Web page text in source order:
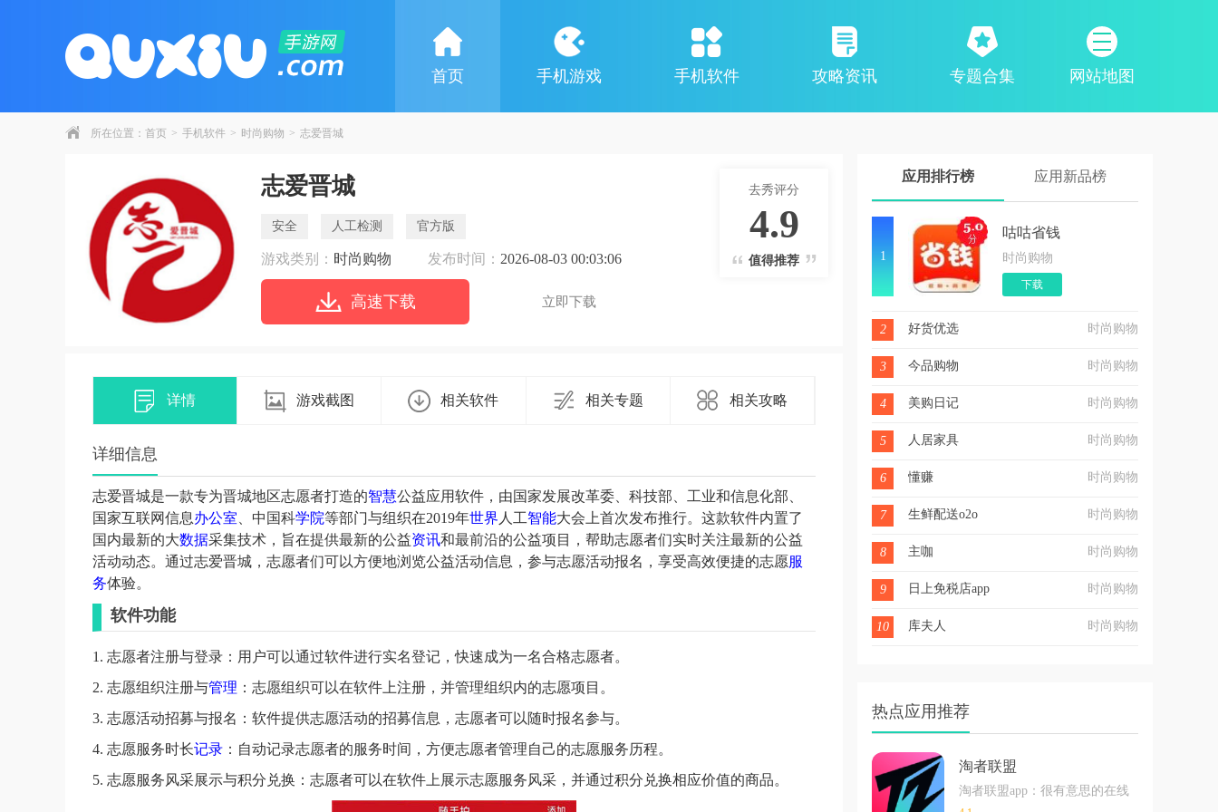
网站地图
首页 手机游戏 手机软件 攻略资讯 专题合集
所在位置： 首页 > 手机软件 > 时尚购物 > 志爱晋城
志爱晋城
安全 人工检测 官方版
游戏类别： 时尚购物 发布时间： 2026-08-03 00:03:06
高速下载 立即下载
去秀评分
4.9
值得推荐
详情 游戏截图 相关软件 相关专题 相关攻略
详细信息
志爱晋城是一款专为晋城地区志愿者打造的智慧公益应用软件，由国家发展改革委、科技部、工业和信息化部、
国家互联网信息办公室 、中国科学院等部门与组织在2019年世界 人工智能大会上首次发布推行。这款软件内置了
国内最新的大数据采集技术，旨在提供最新的公益资讯和最前沿的公益项目，帮助志愿者们实时关注最新的公益
活动动态。通过志爱晋城，志愿者们可以方便地浏览公益活动信息，参与志愿活动报名，享受高效便捷的志愿服
务体验。
软件功能
1. 志愿者注册与登录：用户可以通过软件进行实名登记，快速成为一名合格志愿者。
2. 志愿组织注册与管理 ：志愿组织可以在软件上注册，并管理组织内的志愿项目。
3. 志愿活动招募与报名：软件提供志愿活动的招募信息，志愿者可以随时报名参与。
4. 志愿服务时长记录 ：自动记录志愿者的服务时间，方便志愿者管理自己的志愿服务历程。
5. 志愿服务风采展示与积分兑换：志愿者可以在软件上展示志愿服务风采，并通过积分兑换相应价值的商品。
应用排行榜 应用新品榜
1
咕咕省钱
时尚购物
下载
2 好货优选 时尚购物
3 今品购物 时尚购物
4 美购日记 时尚购物
5 人居家具 时尚购物
6 懂赚 时尚购物
7 生鲜配送o2o 时尚购物
8 主咖 时尚购物
9 日上免税店app 时尚购物
10 库夫人 时尚购物
热点应用推荐
淘者联盟
淘者联盟app：很有意思的在线购物神器，想